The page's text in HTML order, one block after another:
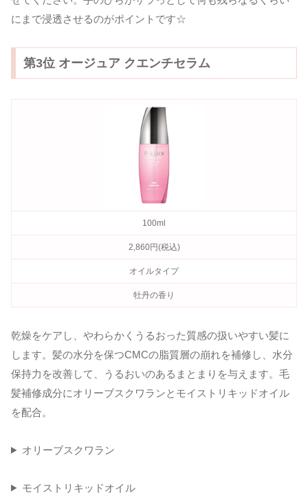
にまで浸透させるのがポイントです☆
第3位 オージュア クエンチセラム
100ml
2,860円(税込)
オイルタイプ
牡丹の香り
乾燥をケアし、やわらかくうるおった質感の扱いやすい髪に
します。髪の水分を保つCMCの脂質層の崩れを補修し、水分
保持力を改善して、うるおいのあるまとまりを与えます。毛
髪補修成分にオリーブスクワランとモイストリキッドオイル
を配合。
オリーブスクワラン
モイストリキッドオイル